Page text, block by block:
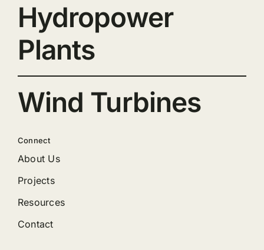
Hydropower
Plants
Wind Turbines
Connect
About Us
Projects
Resources
Contact